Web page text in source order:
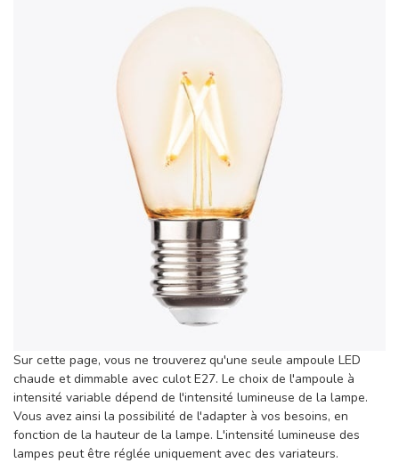
Sur cette page, vous ne trouverez qu'une seule ampoule LED
chaude et dimmable avec culot E27. Le choix de l'ampoule à
intensité variable dépend de l'intensité lumineuse de la lampe.
Vous avez ainsi la possibilité de l'adapter à vos besoins, en
fonction de la hauteur de la lampe. L'intensité lumineuse des
lampes peut être réglée uniquement avec des variateurs.